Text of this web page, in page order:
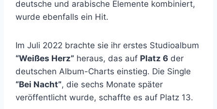
deutsche und arabische Elemente kombiniert,
wurde ebenfalls ein Hit.
Im Juli 2022 brachte sie ihr erstes Studioalbum
“Weißes Herz” heraus, das auf Platz 6 der
deutschen Album-Charts einstieg. Die Single
“Bei Nacht”, die sechs Monate später
veröffentlicht wurde, schaffte es auf Platz 13.